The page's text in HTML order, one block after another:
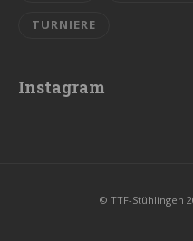
TURNIERE
Instagram
© TTF-Stühlingen